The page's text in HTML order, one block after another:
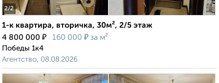
2/2
1-к квартира, вторичка, 30м², 2/5 этаж
4 800 000 ₽ 160 000 ₽ за м²
Победы 1к4
Агентство, 08.08.2026